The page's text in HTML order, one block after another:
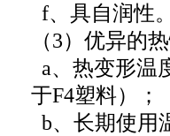
f、具自润性
（3）优异的
a、热变形温
于F4塑料）；
b、长期使用